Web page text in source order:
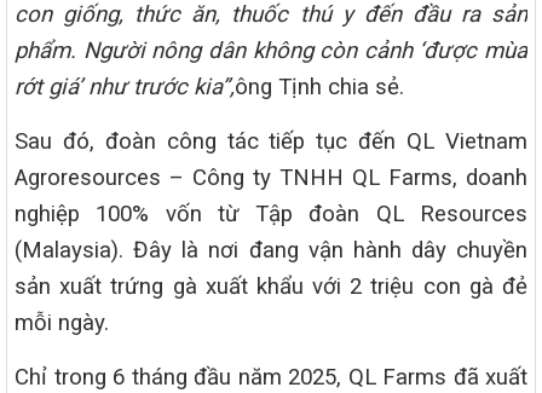
con giống, thức ăn, thuốc thú y đến đầu ra sản
phẩm. Người nông dân không còn cảnh ‘được mùa
rớt giá’ như trước kia”,ông Tịnh chia sẻ.
Sau đó, đoàn công tác tiếp tục đến QL Vietnam
Agroresources – Công ty TNHH QL Farms, doanh
nghiệp 100% vốn từ Tập đoàn QL Resources
(Malaysia). Đây là nơi đang vận hành dây chuyền
sản xuất trứng gà xuất khẩu với 2 triệu con gà đẻ
mỗi ngày.
Chỉ trong 6 tháng đầu năm 2025, QL Farms đã xuất